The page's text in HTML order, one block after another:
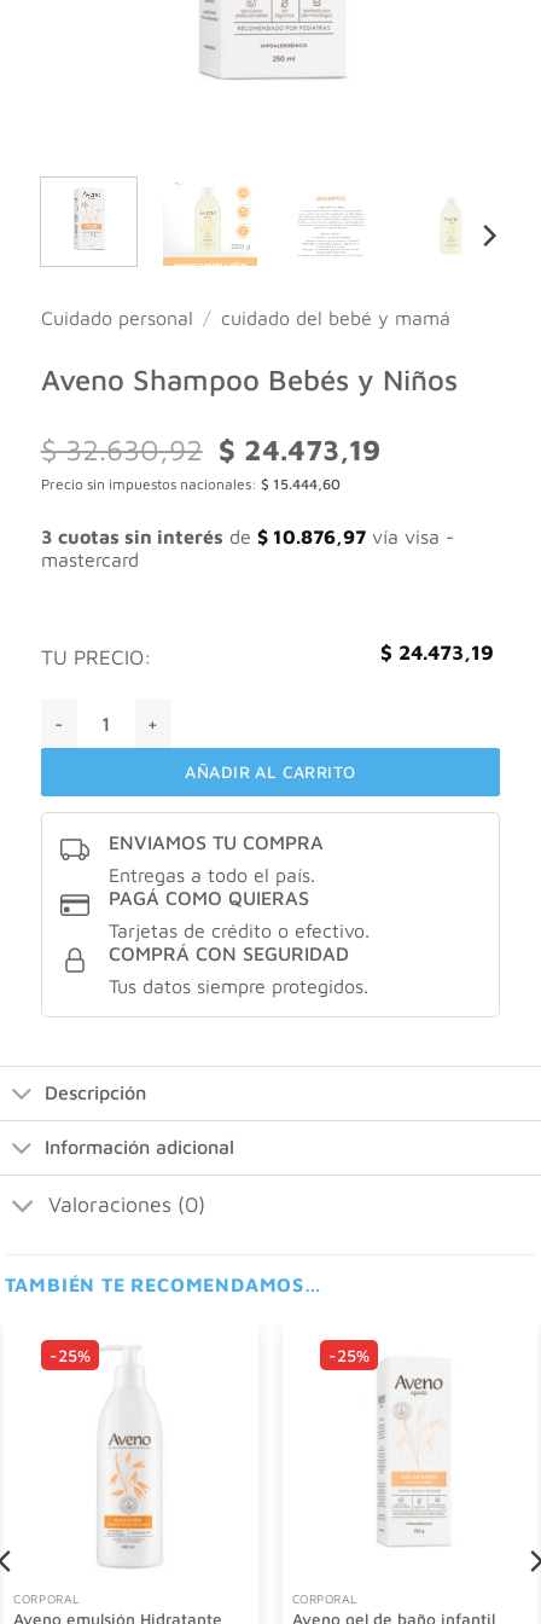
Cuidado personal / cuidado del bebé y mamá
Aveno Shampoo Bebés y Niños
$32.630,92
El
precio
original
$ 32.630,92.
$ 24.473,19El
$ 24.473,19.
Precio sin impuestos nacionales: $ 15.444,60
3 cuotas sin interés de $10.876,97vía visa -
mastercard
TU PRECIO: $ 24.473,19
AÑADIR AL CARRITO
ENVIAMOS TU COMPRA
Entregas a todo el país.
PAGÁ COMO QUIERAS
Tarjetas de crédito o efectivo.
COMPRÁ CON SEGURIDAD
Tus datos siempre protegidos.
Descripción
Información adicional
Valoraciones (0)
TAMBIÉN TE RECOMENDAMOS…
-25%
CORPORAL
Aveno emulsión Hidratante
-25%
CORPORAL
Aveno gel de baño infantil